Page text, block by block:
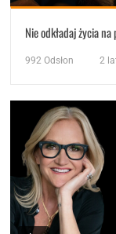
Nie odkładaj życia
992 Odsłon 2